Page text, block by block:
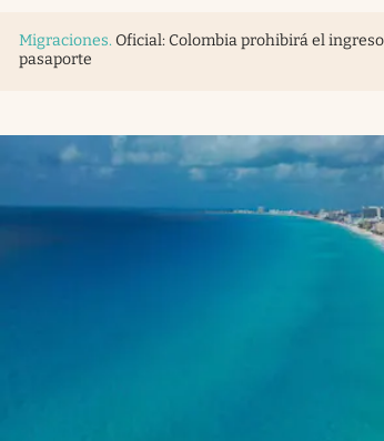
Migraciones. Oficial: Colombia prohibirá el
pasaporte